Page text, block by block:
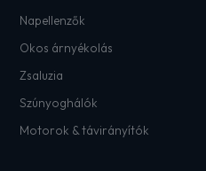
Napellenzők
Okos árnyékolás
Zsaluzia
Szúnyoghálók
Motorok & távirányítók